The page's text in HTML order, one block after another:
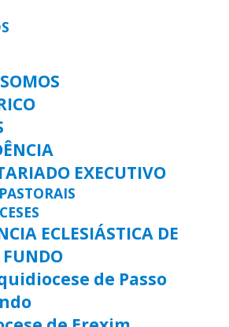
EXECUTIVO
ECLESIÁSTICA DE
FUNDO
de Passo